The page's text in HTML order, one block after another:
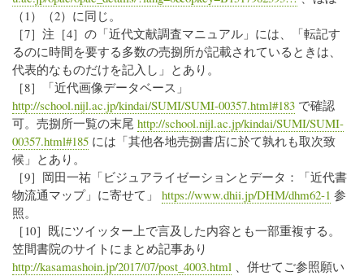
（1）（2）に同じ。
［7］注［4］の「近代文献調査マニュアル」には、「転記す
るのに時間を要する多数の売捌所が記載されているときは、
代表的なものだけを記入し」とあり。
［8］「近代画像データベース」
http://school.nijl.ac.jp/kindai/SUMI/SUMI-00357.html#183 で確認
可。売捌所一覧の末尾 http://school.nijl.ac.jp/kindai/SUMI/SUMI-
00357.html#185 には「其他各地売捌書店に於て孰れも取次致
候」とあり。
［9］岡田一祐「ビジュアライゼーションとデータ：「近代書
物流通マップ」に寄せて」 https://www.dhii.jp/DHM/dhm62-1 参
照。
［10］既にツイッター上で言及した内容とも一部重複する。
笠間書院のサイトにまとめ記事あり
http://kasamashoin.jp/2017/07/post_4003.html 、併せてご参照願い